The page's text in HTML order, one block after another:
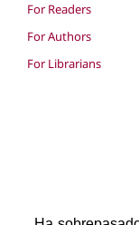
For Readers
For Authors
For Librarians